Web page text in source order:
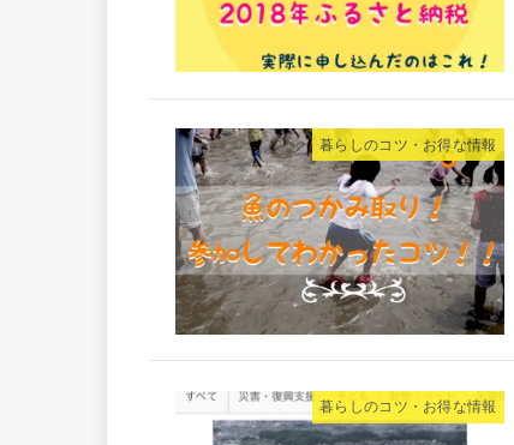
暮らしのコツ・お得な情報
暮らしのコツ・お得な情報